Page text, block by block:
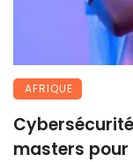
AFRIQUE
masters